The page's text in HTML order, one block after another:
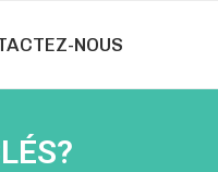
NOUS